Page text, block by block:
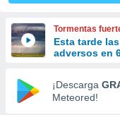
y
forma
digital
basada
Tormentas
Esta tarde
adversos en
¡Descarga
Meteored!